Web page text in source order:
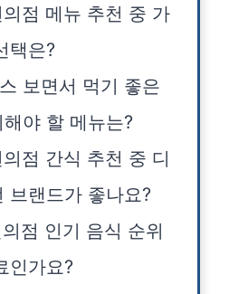
점 메뉴 추천 중 가
택은?
보면서 먹기 좋은
야 할 메뉴는?
점 간식 추천 중 디
브랜드가 좋나요?
점 인기 음식 순위
인가요?